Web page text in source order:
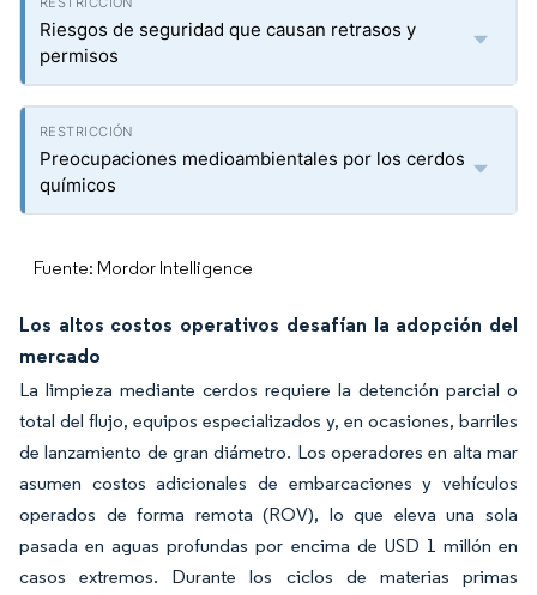
Riesgos de seguridad que causan retrasos y
permisos
Preocupaciones medioambientales por los cerdos
químicos
Fuente: Mordor Intelligence
Los altos costos operativos desafían la adopción del
mercado
La limpieza mediante cerdos requiere la detención parcial o
total del flujo, equipos especializados y, en ocasiones, barriles
de lanzamiento de gran diámetro. Los operadores en alta mar
asumen costos adicionales de embarcaciones y vehículos
operados de forma remota (ROV), lo que eleva una sola
pasada en aguas profundas por encima de USD 1 millón en
casos extremos. Durante los ciclos de materias primas